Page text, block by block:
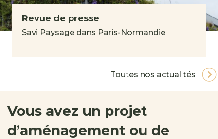
Revue de presse
Savi Paysage dans Paris-Normandie
Toutes nos actualités
Vous avez un projet
d’aménagement ou de